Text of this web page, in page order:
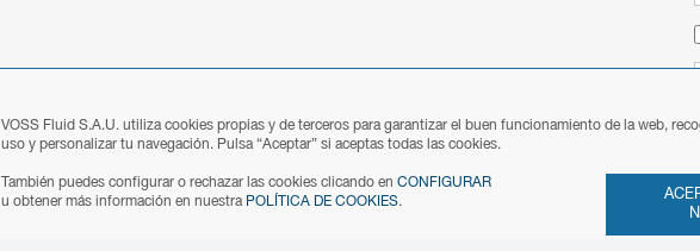
VOSS Fluid S.A.U. utiliza cookies propias y de terceros para garantizar el buen funcionamiento de la web,
uso y personalizar tu navegación. Pulsa “Aceptar” si aceptas todas las cookies.
También puedes configurar o rechazar las cookies clicando en CONFIGURAR
u obtener más información en nuestra POLÍTICA DE COOKIES.